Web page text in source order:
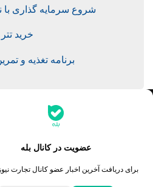
شروع سرمایه گذاری با
خرید تتر
برنامه تغذیه و
عضویت در کانال بله
برای دریافت آخرین اخبار عضو کانال تجارت
جدیدترین قیمت‌ها